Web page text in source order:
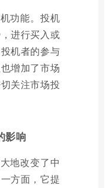
功能。投机
进行买入或
机者的参与
增加了市场
关注市场投
影响
地改变了中
方面，它提